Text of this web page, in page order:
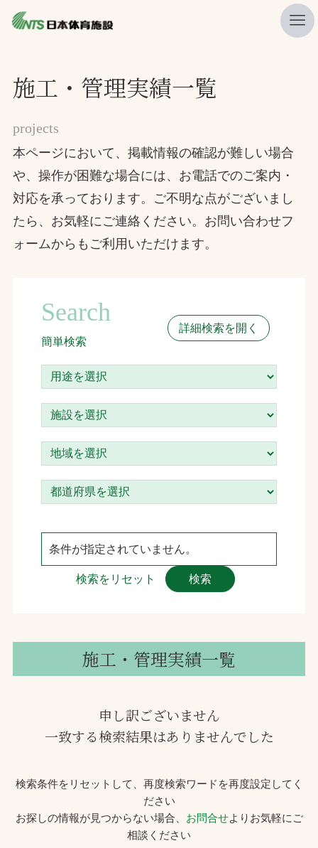
ニュース
プレスリリース
レポート
製品・サービス一覧
施工・管理実績一覧
会社概要
お問合せ
お取引先の皆様へ
プライバシーポリシー
ソーシャルメディアポリシー
文字の見えづらさや操作にお困りの方へ
施工・管理実績一覧
projects
本ページにおいて、掲載情報の確認が難しい場合
や、操作が困難な場合には、お電話でのご案内・
対応を承っております。ご不明な点がございまし
たら、お気軽にご連絡ください。お問い合わせフ
ォームからもご利用いただけます。
Search
簡単検索
詳細検索を開く
条件が指定されていません。
検索をリセット 検索
施工・管理実績一覧
申し訳ございません
一致する検索結果はありませんでした
検索条件をリセットして、再度検索ワードを再度設定してく
ださい
お探しの情報が見つからない場合、 お問合せよりお気軽にご
相談ください